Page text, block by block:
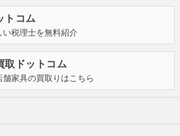
トコム
い税理士を無料紹介
取ドットコム
舗家具の買取りはこちら